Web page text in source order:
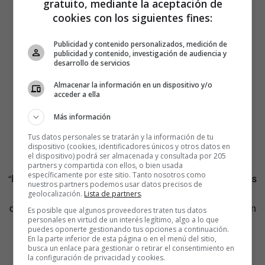
“Estos tres jóvenes desconocidos, innovadores y originales
nos hablan sobre sus inquietudes, su concepción de la
originalidad, trasladándonos a lo largo del corto a una gran
fiesta donde el resto de protagonistas actúan, bailan,
rapean, patinan, viven… Transmiten su originalidad, la
originalidad que celebra adidas día tras día”, explica la
gratuito, mediante la aceptación de
cookies con los siguientes fines:
Publicidad y contenido personalizados, medición de
publicidad y contenido, investigación de audiencia y
desarrollo de servicios
Almacenar la información en un dispositivo y/o
acceder a ella
Más información
Tus datos personales se tratarán y la información de tu
dispositivo (cookies, identificadores únicos y otros datos en
el dispositivo) podrá ser almacenada y consultada por 205
partners y compartida con ellos, o bien usada
específicamente por este sitio. Tanto nosotros como
nuestros partners podemos usar datos precisos de
geolocalización. Lista de partners.
Es posible que algunos proveedores traten tus datos
personales en virtud de un interés legítimo, algo a lo que
puedes oponerte gestionando tus opciones a continuación.
En la parte inferior de esta página o en el menú del sitio,
busca un enlace para gestionar o retirar el consentimiento en
la configuración de privacidad y cookies.